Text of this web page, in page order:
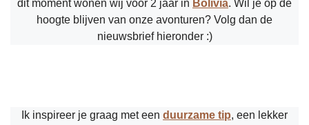
dit moment wonen wij voor 2 jaar in Bolivia. Wil je op de
hoogte blijven van onze avonturen? Volg dan de
nieuwsbrief hieronder :)
Ik inspireer je graag met een duurzame tip, een lekker